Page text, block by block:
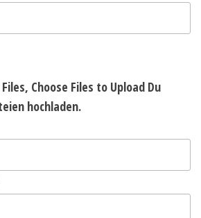
Choose Files to Upload Du
hochladen.